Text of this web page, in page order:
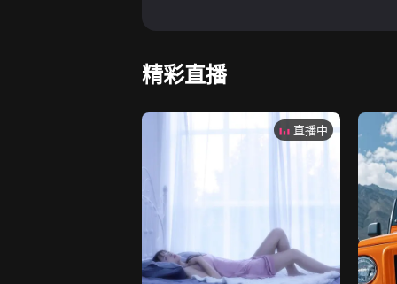
精彩直播
直播中